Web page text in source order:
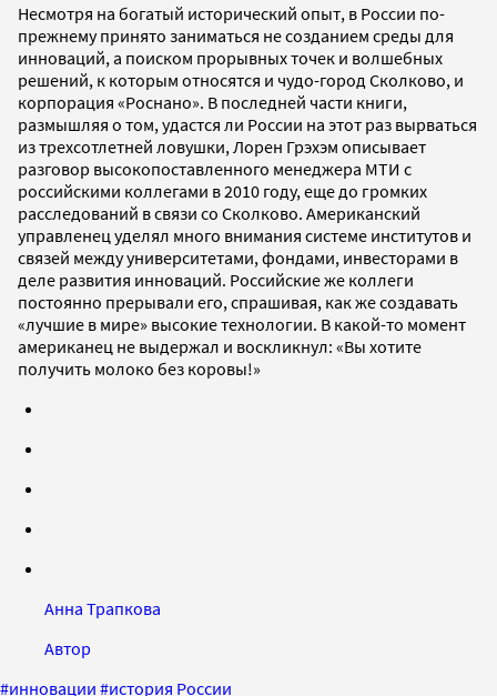
Несмотря на богатый исторический опыт, в России по-
прежнему принято заниматься не созданием среды для
инноваций, а поиском прорывных точек и волшебных
решений, к которым относятся и чудо-город Сколково, и
корпорация «Роснано». В последней части книги,
размышляя о том, удастся ли России на этот раз вырваться
из трехсотлетней ловушки, Лорен Грэхэм описывает
разговор высокопоставленного менеджера МТИ с
российскими коллегами в 2010 году, еще до громких
расследований в связи со Сколково. Американский
управленец уделял много внимания системе институтов и
связей между университетами, фондами, инвесторами в
деле развития инноваций. Российские же коллеги
постоянно прерывали его, спрашивая, как же создавать
«лучшие в мире» высокие технологии. В какой-то момент
американец не выдержал и воскликнул: «Вы хотите
получить молоко без коровы!»
Анна Трапкова
Автор
#инновации #история России